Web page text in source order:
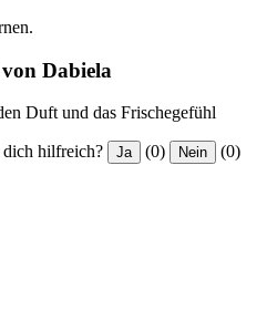
Dabiela
Duft und das Frischegefühl
hilfreich? Ja (0) Nein (0)